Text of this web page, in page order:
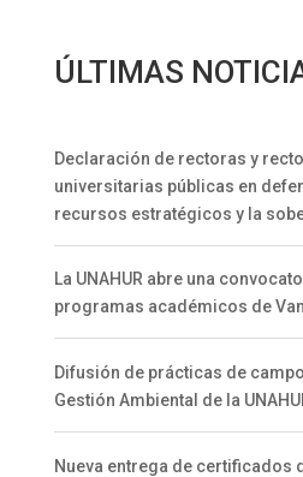
ÚLTIMAS
Declaración de rectoras y
universitarias públicas en
recursos estratégicos y la
La UNAHUR abre una
programas académicos de
Difusión de prácticas de
Gestión Ambiental de la
Nueva entrega de certificados